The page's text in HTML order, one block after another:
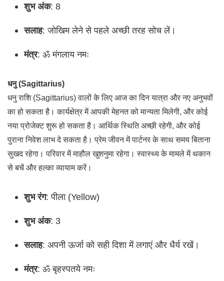
शुभ अंक: 8
सलाह: जोखिम लेने से पहले अच्छी तरह सोच लें।
मंत्र: ॐ मंगलाय नमः
धनु (Sagittarius)
धनु राशि (Sagittarius) वालों के लिए आज का दिन यात्रा और नए अनुभवों
का हो सकता है। कार्यक्षेत्र में आपकी मेहनत को मान्यता मिलेगी, और कोई
नया प्रोजेक्ट शुरू हो सकता है। आर्थिक स्थिति अच्छी रहेगी, और कोई
पुराना निवेश लाभ दे सकता है। प्रेम जीवन में पार्टनर के साथ समय बिताना
सुखद रहेगा। परिवार में माहौल खुशनुमा रहेगा। स्वास्थ्य के मामले में थकान
से बचें और हल्का व्यायाम करें।
शुभ रंग: पीला (Yellow)
शुभ अंक: 3
सलाह: अपनी ऊर्जा को सही दिशा में लगाएं और धैर्य रखें।
मंत्र: ॐ बृहस्पतये नमः